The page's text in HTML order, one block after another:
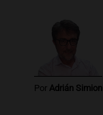
Por Adrián Simioni